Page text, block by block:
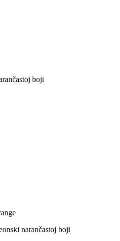
boji
narančastoj boji